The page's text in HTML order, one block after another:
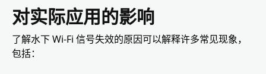
对实际应用的影响
了解水下 Wi-Fi 信号失效的原因可以解释许多常见现象，
包括：